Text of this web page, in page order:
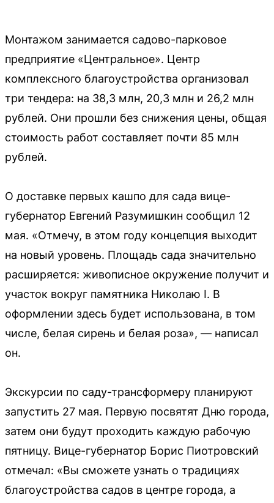
Монтажом занимается садово-парковое
предприятие «Центральное». Центр
комплексного благоустройства организовал
три тендера: на 38,3 млн, 20,3 млн и 26,2 млн
рублей. Они прошли без снижения цены, общая
стоимость работ составляет почти 85 млн
рублей.
О доставке первых кашпо для сада вице-
губернатор Евгений Разумишкин сообщил 12
мая. «Отмечу, в этом году концепция выходит
на новый уровень. Площадь сада значительно
расширяется: живописное окружение получит и
участок вокруг памятника Николаю I. В
оформлении здесь будет использована, в том
числе, белая сирень и белая роза», — написал
он.
Экскурсии по саду-трансформеру планируют
запустить 27 мая. Первую посвятят Дню города,
затем они будут проходить каждую рабочую
пятницу. Вице-губернатор Борис Пиотровский
отмечал: «Вы сможете узнать о традициях
благоустройства садов в центре города, а